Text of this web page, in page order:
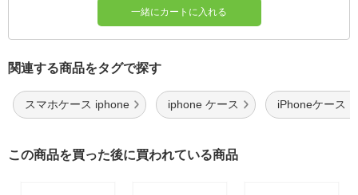
一緒にカートに入れる
関連する商品をタグで探す
スマホケース iphone iphone ケース iPhoneケース
この商品を買った後に買われている商品